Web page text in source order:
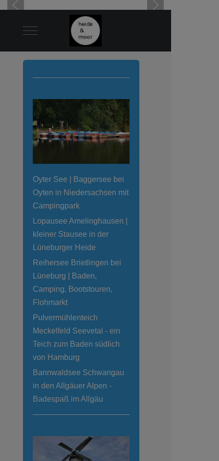
Mobile Menu Toggle
Oyter See | Baggersee bei
Oyten in Niedersachsen mit
Campingpark
Lopausee Amelinghausen |
kleiner Stausee in der
Lüneburger Heide
Reihersee Brietlingen bei
Lüneburg | Baden,
Camping, Bootstouren,
Flohmarkt
Pulvermühlenteich
Meckelfeld Seevetal - ein
Teich zum Baden südlich
von Hamburg
Bannwaldsee Schwangau
in den Allgäuer Alpen -
Badespaß im Allgäu